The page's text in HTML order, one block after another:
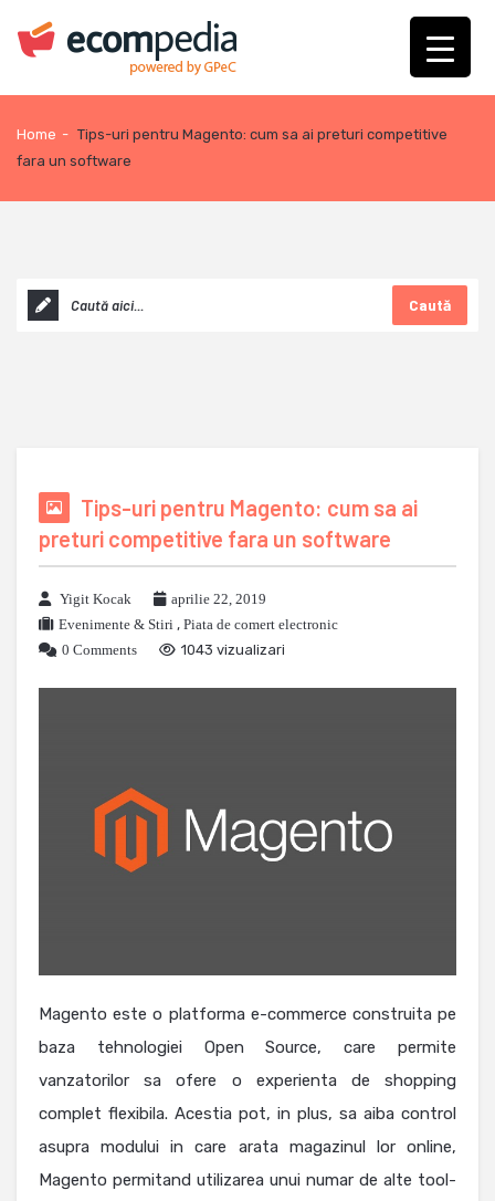
Home - Tips-uri pentru Magento: cum sa ai preturi competitive
fara un software
Caută
Tips-uri pentru Magento: cum sa ai
preturi competitive fara un software
Yigit Kocak
aprilie 22, 2019
Evenimente & Stiri , Piata de comert electronic
0 Comments
1043 vizualizari
Magento este o platforma e-commerce construita pe
baza tehnologiei Open Source, care permite
vanzatorilor sa ofere o experienta de shopping
complet flexibila. Acestia pot, in plus, sa aiba control
asupra modului in care arata magazinul lor online,
Magento permitand utilizarea unui numar de alte tool-